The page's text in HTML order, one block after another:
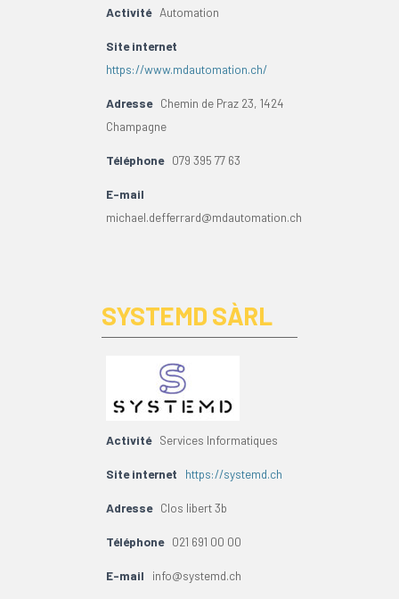
Activité Automation
Site internet
https://www.mdautomation.ch/
Adresse Chemin de Praz 23, 1424
Champagne
Téléphone 079 395 77 63
E-mail
michael.defferrard@mdautomation.ch
SYSTEMD SÀRL
Activité Services Informatiques
Site internet https://systemd.ch
Adresse Clos libert 3b
Téléphone 021 691 00 00
E-mail info@systemd.ch